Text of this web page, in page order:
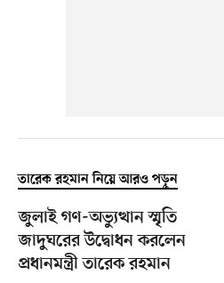
তারেক রহমান নিয়ে আরও পড়ুন
জুলাই গণ-অভ্যুত্থান স্মৃতি
জাদুঘরের উদ্বোধন করলেন
প্রধানমন্ত্রী তারেক রহমান